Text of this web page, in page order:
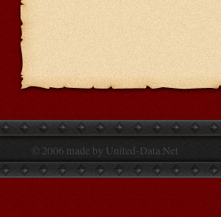
© 2006 made by United-Data.Net